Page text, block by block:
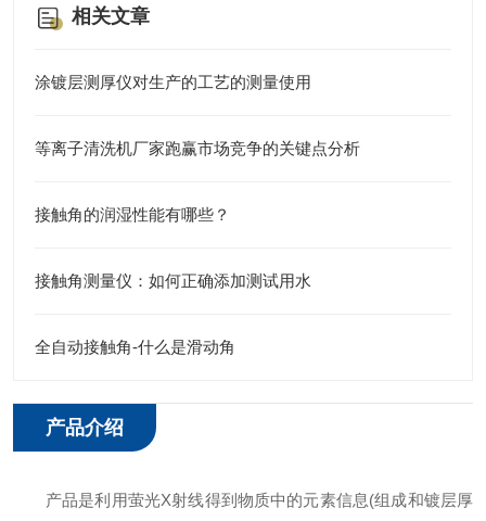
相关文章
涂镀层测厚仪对生产的工艺的测量使用
等离子清洗机厂家跑赢市场竞争的关键点分析
接触角的润湿性能有哪些？
接触角测量仪：如何正确添加测试用水
全自动接触角-什么是滑动角
产品介绍
产品是利用萤光X射线得到物质中的元素信息(组成和镀层厚